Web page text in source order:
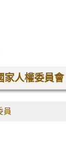
家人權委員會
員